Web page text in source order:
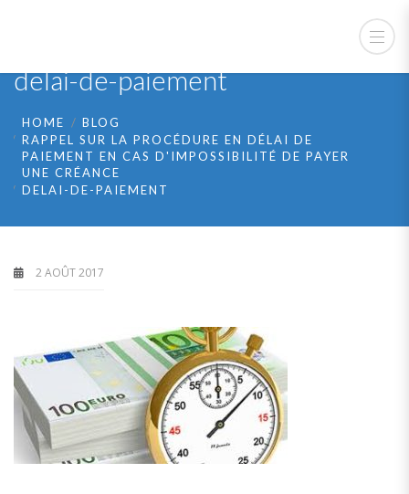
delai-de-paiement
HOME
BLOG
RAPPEL SUR LA PROCÉDURE EN DÉLAI DE
PAIEMENT EN CAS D'IMPOSSIBILITÉ DE PAYER
UNE CRÉANCE
DELAI-DE-PAIEMENT
2 AOÛT 2017